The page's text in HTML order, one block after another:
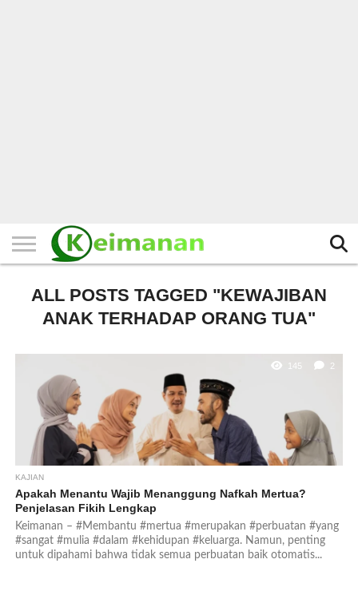
ALL POSTS TAGGED "KEWAJIBAN
ANAK TERHADAP ORANG TUA"
145 2
KAJIAN
Apakah Menantu Wajib Menanggung Nafkah Mertua?
Penjelasan Fikih Lengkap
Keimanan – #Membantu #mertua #merupakan #perbuatan #yang
#sangat #mulia #dalam #kehidupan #keluarga. Namun, penting
untuk dipahami bahwa tidak semua perbuatan baik otomatis...